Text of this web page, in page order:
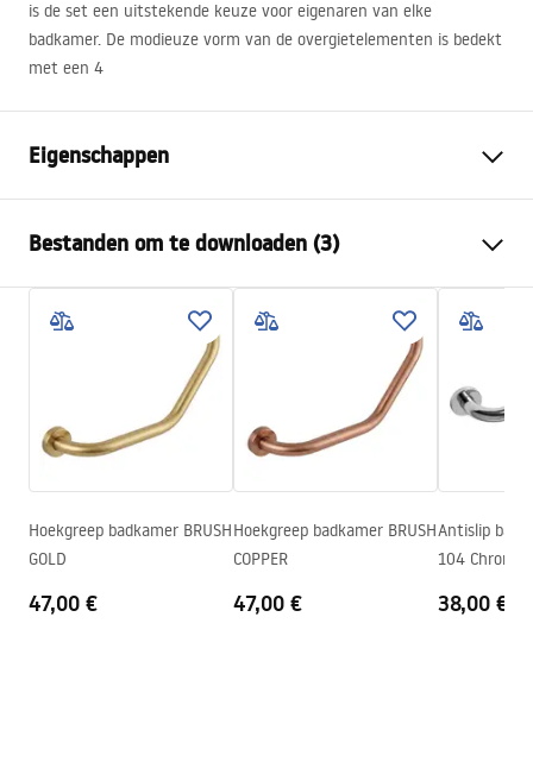
is de set een uitstekende keuze voor eigenaren van elke
badkamer. De modieuze vorm van de overgietelementen is bedekt
met een 4
Eigenschappen
Materiaal
Messing, ABS
Kraan type
Ééngreeps
Montagewijze
Inbouw
Drukregeling
Ja
Coatingtechnologie
Chrome plating
Garantie
24 maanden
Bestanden om te downloaden (3)
Veiligheidsinformatie
Safety_Information_Shower_set.pdf
Garantievoorwaarden
Warranty_Terms_and_Conditions_Faucets_-_5.pdf
Montage-instructies
Hoekgreep badkamer BRUSH
GOLD
47,00 €
Hoekgreep badkamer BRUSH
COPPER
47,00 €
Antislip
104 Chrome
38,00 €